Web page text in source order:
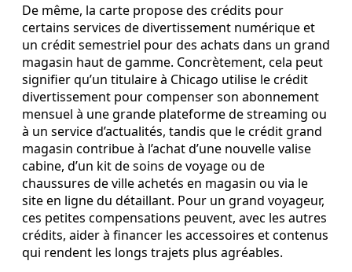
De même, la carte propose des crédits pour
certains services de divertissement numérique et
un crédit semestriel pour des achats dans un grand
magasin haut de gamme. Concrètement, cela peut
signifier qu’un titulaire à Chicago utilise le crédit
divertissement pour compenser son abonnement
mensuel à une grande plateforme de streaming ou
à un service d’actualités, tandis que le crédit grand
magasin contribue à l’achat d’une nouvelle valise
cabine, d’un kit de soins de voyage ou de
chaussures de ville achetés en magasin ou via le
site en ligne du détaillant. Pour un grand voyageur,
ces petites compensations peuvent, avec les autres
crédits, aider à financer les accessoires et contenus
qui rendent les longs trajets plus agréables.